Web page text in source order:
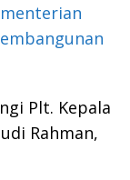
Plt. Kepala
Rahman,